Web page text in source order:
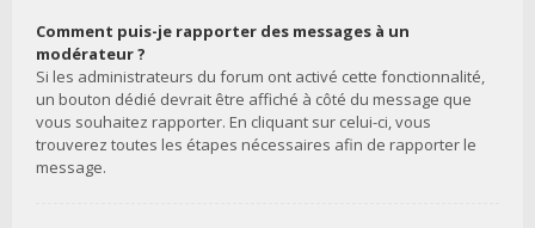
Comment puis-je rapporter des messages à un
modérateur ?
Si les administrateurs du forum ont activé cette fonctionnalité,
un bouton dédié devrait être affiché à côté du message que
vous souhaitez rapporter. En cliquant sur celui-ci, vous
trouverez toutes les étapes nécessaires afin de rapporter le
message.